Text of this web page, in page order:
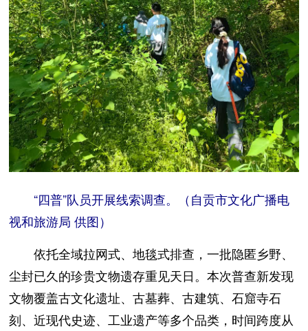
“四普”队员开展线索调查。（自贡市文化广播电
视和旅游局 供图）
依托全域拉网式、地毯式排查，一批隐匿乡野、
尘封已久的珍贵文物遗存重见天日。本次普查新发现
文物覆盖古文化遗址、古墓葬、古建筑、石窟寺石
刻、近现代史迹、工业遗产等多个品类，时间跨度从